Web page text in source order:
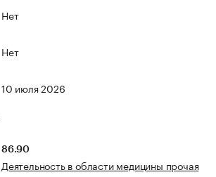
Нет
Нет
10 июля 2026
86.90
Деятельность в области медицины прочая